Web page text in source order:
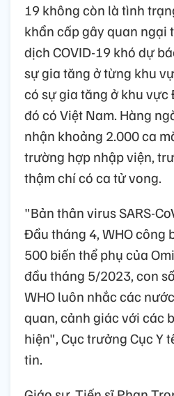
19 không còn là tình
khẩn cấp gây quan ngại
dịch COVID-19 khó dự
sự gia tăng ở từng khu
có sự gia tăng ở khu vực
đó có Việt Nam. Hàng
nhận khoảng 2.000 ca
trường hợp nhập viện,
thậm chí có ca tử vong.
"Bản thân virus SARS-
Đầu tháng 4, WHO công
500 biến thể phụ của
đầu tháng 5/2023, con
WHO luôn nhắc các
quan, cảnh giác với các
hiện", Cục trưởng Cục Y
tin.